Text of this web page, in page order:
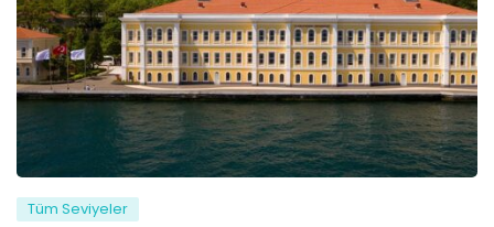
Tüm Seviyeler